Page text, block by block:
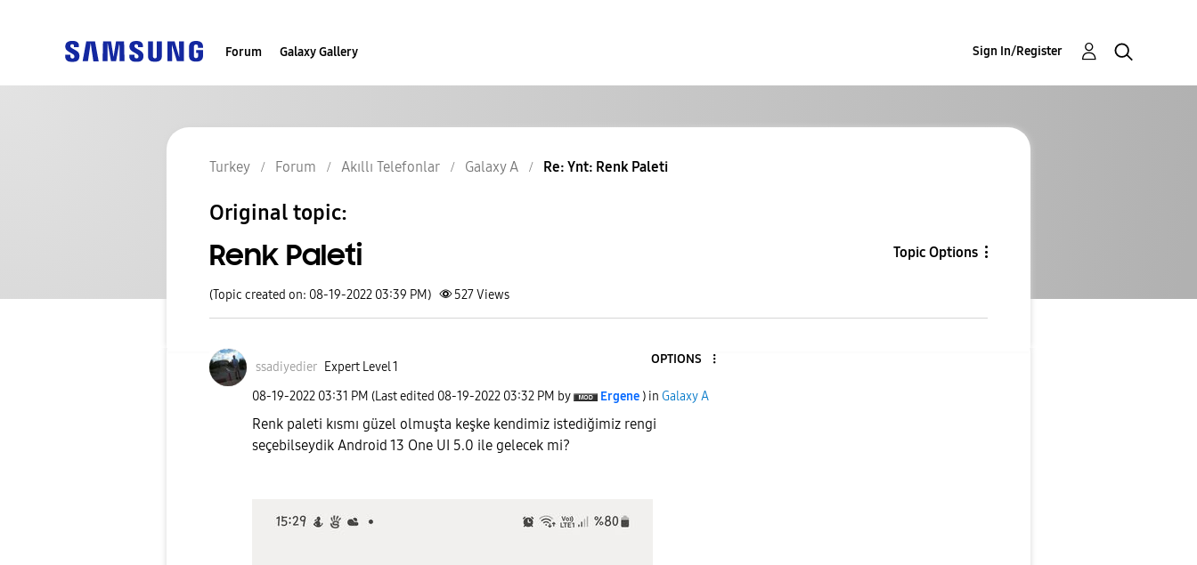
Forum Galaxy Gallery Sign In/Register
Turkey Forum Akıllı Telefonlar Galaxy A Re: Ynt: Renk Paleti
Original topic:
Renk Paleti Topic Options
(Topic created on: 08-19-2022 03:39 PM) 527Views
ssadiyedier Expert Level 1
OPTIONS
‎08-19-2022 03:31 PM (Last edited ‎08-19-2022 03:32 PM by Ergene ) in Galaxy A
Renk paleti kısmı güzel olmuşta keşke kendimiz istediğimiz rengi
seçebilseydik Android 13 One UI 5.0 ile gelecek mi?